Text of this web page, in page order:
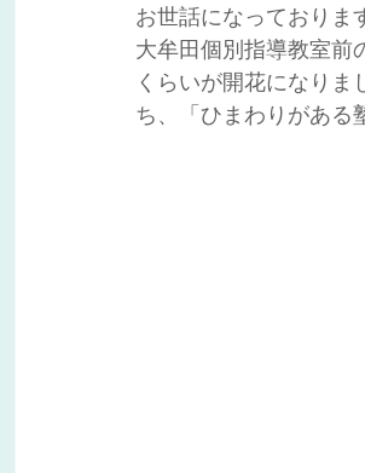
お世話になっておりま
大牟田個別指導教室前
くらいが開花になり
ち、「ひまわりがある